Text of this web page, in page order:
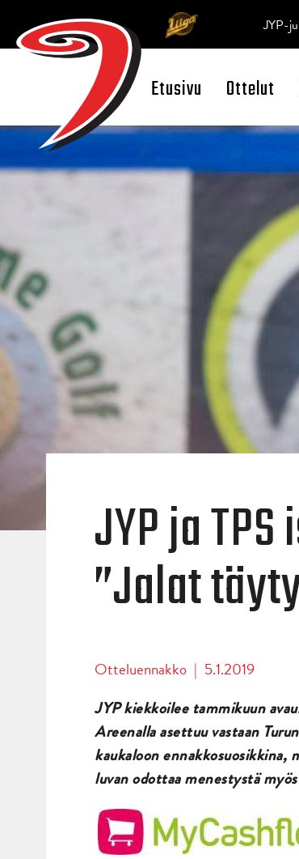
Open
Etusivu Ottelut
JYP-
JYP ja
”Jalat
Otteluennakko | 5.1.2019
JYP kiekkoilee tammikuun
Areenalla asettuu vastaan
kaukaloon
luvan odottaa menestystä